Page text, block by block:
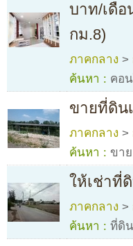
บาท/เดื
กม.8)
ภาคกลาง >
ค้นหา : คอ
ขายที่ดิน
ภาคกลาง >
ค้นหา : ขาย
ให้เช่าที่
ภาคกลาง >
ค้นหา : ที่ดิน